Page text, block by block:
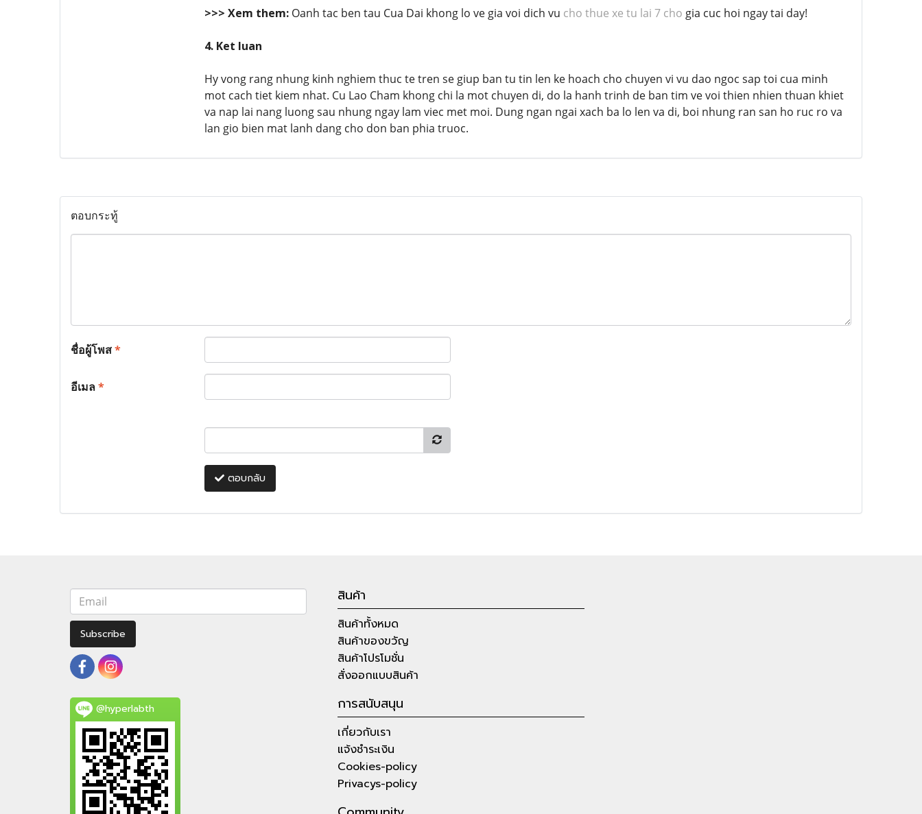
>>> Xem them:Oanh tac ben tau Cua Dai khong lo ve gia voi dich vu cho thue xe tu lai 7 cho gia cuc hoi ngay tai day!
4. Ket luan
Hy vong rang nhung kinh nghiem thuc te tren se giup ban tu tin len ke hoach cho chuyen vi vu dao ngoc sap toi cua minh
mot cach tiet kiem nhat. Cu Lao Cham khong chi la mot chuyen di, do la hanh trinh de ban tim ve voi thien nhien thuan khiet
va nap lai nang luong sau nhung ngay lam viec met moi. Dung ngan ngai xach ba lo len va di, boi nhung ran san ho ruc ro va
lan gio bien mat lanh dang cho don ban phia truoc.
ตอบกระทู้
ชื่อผู้โพส*
อีเมล*
ตอบกลับ
Subscribe
@hyperlabth
สินค้า
สินค้าทั้งหมด
สินค้าของขวัญ
สินค้าโปรโมชั่น
สั่งออกแบบสินค้า
การสนับสนุน
เกี่ยวกับเรา
แจ้งชำระเงิน
Cookies-policy
Privacys-policy